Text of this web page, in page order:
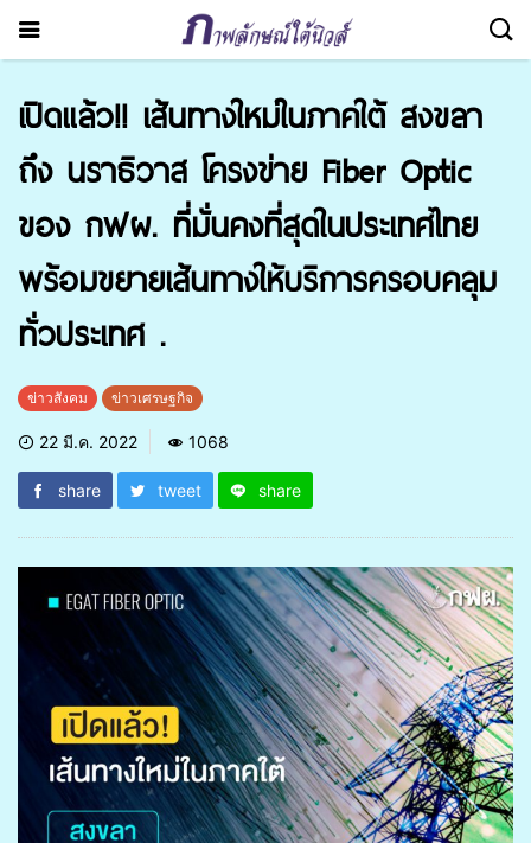
เปิดแล้ว!! เส้นทางใหม่ในภาคใต้ สงขลา
ถึง นราธิวาส โครงข่าย Fiber Optic
ของ กฟผ. ที่มั่นคงที่สุดในประเทศไทย
พร้อมขยายเส้นทางให้บริการครอบคลุม
ทั่วประเทศ .
ข่าวสังคม ข่าวเศรษฐกิจ
22 มี.ค. 2022 1068
share tweet share